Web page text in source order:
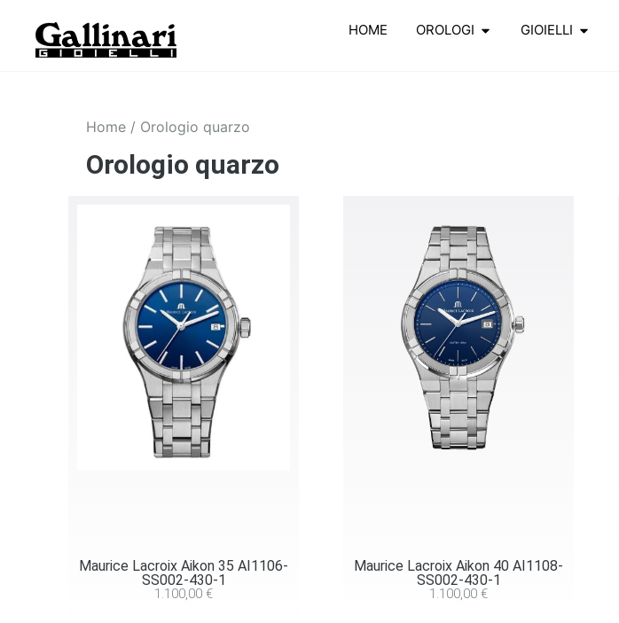
HOME OROLOGI GIOIELLI
Home / Orologio quarzo
Orologio quarzo
Maurice Lacroix Aikon 35 AI1106-
SS002-430-1
1.100,00€
Maurice Lacroix Aikon 40 AI1108-
SS002-430-1
1.100,00€